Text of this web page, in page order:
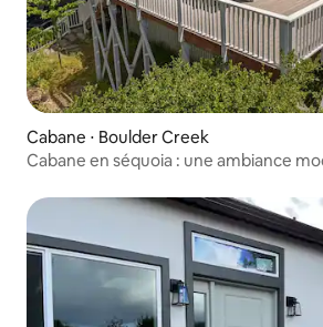
Cabane ⋅ Boulder Creek
Cabane en séquoia : une ambiance